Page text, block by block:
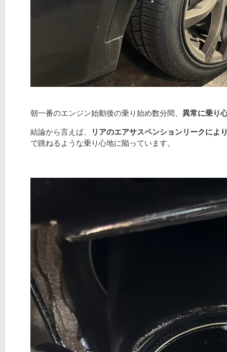
朝一番のエンジン始動後の乗り始め数分間、 異常に乗り
結論から言えば、
リアのエアサスペンションリークによ
で跳ねるような乗り心地に陥っています。